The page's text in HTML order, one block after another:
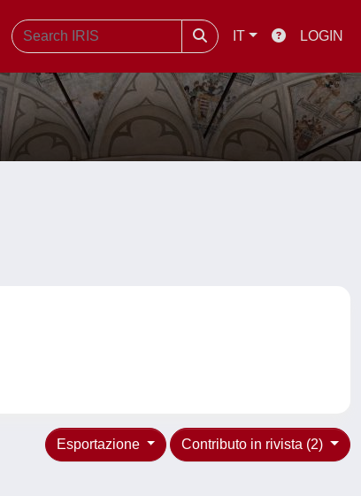
IT LOGIN
Contributo in rivista (2)
Esportazione